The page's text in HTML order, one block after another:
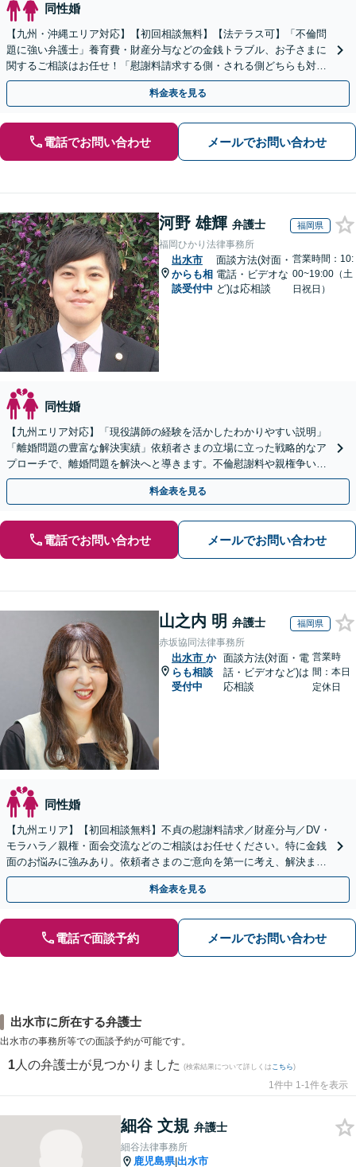
同性婚
【九州・沖縄エリア対応】【初回相談無料】【法テラス可】「不倫問
題に強い弁護士」養育費・財産分与などの金銭トラブル、お子さまに
関するご相談はお任せ！「慰謝料請求する側・される側どちらも対応
可」【子連れ相談可】【休日・夜間相談可】【駐車場あり】
料金表を見る
電話でお問い合わせ メールでお問い合わせ
河野 雄輝 弁護士 福岡県
福岡ひかり法律事務所
出水市
からも相
談受付中
面談方法(対面・
電話・ビデオな
ど)は応相談
営業時間：10:
00~19:00（土
日祝日）
同性婚
【九州エリア対応】「現役講師の経験を活かしたわかりやすい説明」
「離婚問題の豊富な解決実績」依頼者さまの立場に立った戦略的なア
プローチで、離婚問題を解決へと導きます。不倫慰謝料や親権争い、
高額所得者の財産分与など、何でもご相談ください。
料金表を見る
電話でお問い合わせ メールでお問い合わせ
山之内 明 弁護士 福岡県
赤坂協同法律事務所
出水市 か
らも相談
受付中
面談方法(対面・電
話・ビデオなど)は
応相談
営業時
間：本日
定休日
同性婚
【九州エリア】【初回相談無料】不貞の慰謝料請求／財産分与／DV・
モラハラ／親権・面会交流などのご相談はお任せください。特に金銭
面のお悩みに強みあり。依頼者さまのご意向を第一に考え、解決まで
サポート【子連れ相談】【休日相談可】
料金表を見る
電話で面談予約 メールでお問い合わせ
出水市に所在する弁護士
出水市の事務所等での面談予約が可能です。
1 人の弁護士が見つかりました (検索結果について詳しくは こちら)
1件中 1-1件を表示
細谷 文規 弁護士
細谷法律事務所
鹿児島県|出水市